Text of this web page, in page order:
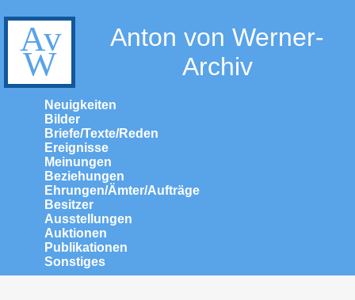
Anton von Werner-
Archiv
Neuigkeiten
Bilder
Briefe/Texte/Reden
Ereignisse
Meinungen
Beziehungen
Ehrungen/Ämter/Aufträge
Besitzer
Ausstellungen
Auktionen
Publikationen
Sonstiges